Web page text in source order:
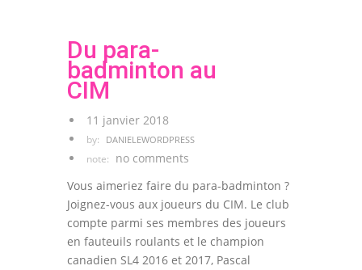
Du para-
badminton au
CIM
11 janvier 2018
by: DANIELEWORDPRESS
note: no comments
Vous aimeriez faire du para-badminton ?
Joignez-vous aux joueurs du CIM. Le club
compte parmi ses membres des joueurs
en fauteuils roulants et le champion
canadien SL4 2016 et 2017, Pascal